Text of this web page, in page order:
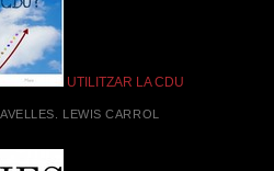
UTILITZAR LA CDU
LEWIS CARROL